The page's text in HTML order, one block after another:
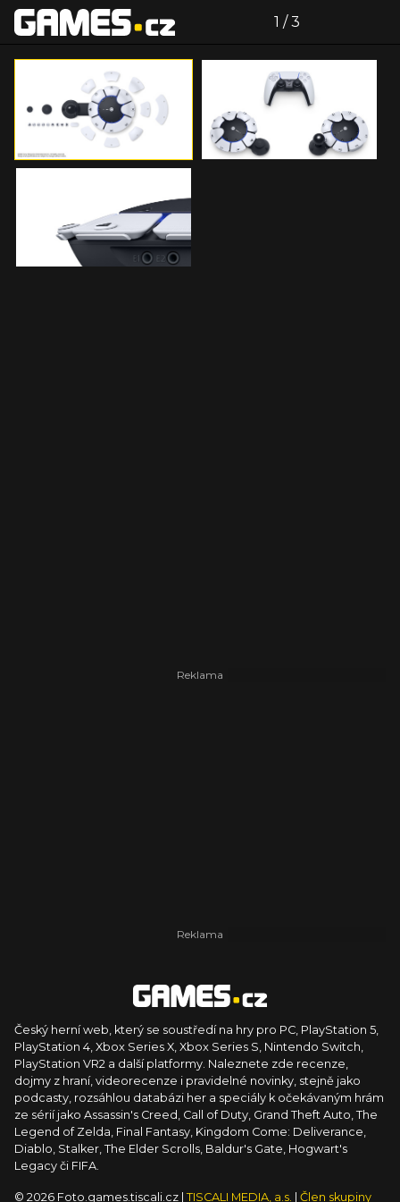
Český herní web, který se soustředí na hry pro PC, PlayStation 5,
PlayStation 4, Xbox Series X, Xbox Series S, Nintendo Switch,
PlayStation VR2 a další platformy. Naleznete zde recenze,
dojmy z hraní, videorecenze i pravidelné novinky, stejně jako
podcasty, rozsáhlou databázi her a speciály k očekávaným hrám
ze sérií jako Assassin's Creed, Call of Duty, Grand Theft Auto, The
Legend of Zelda, Final Fantasy, Kingdom Come: Deliverance,
Diablo, Stalker, The Elder Scrolls, Baldur's Gate, Hogwart's
Legacy či FIFA.
© 2026 Foto.games.tiscali.cz | TISCALI MEDIA, a.s. Člen skupiny